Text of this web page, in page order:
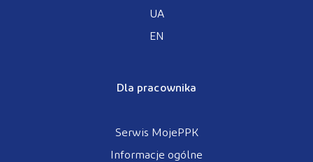
UA
EN
Dla pracownika
Serwis MojePPK
Informacje ogólne